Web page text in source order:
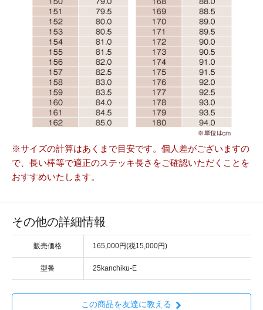
※サイズの計算はあくまで目安です。個人差がございますの
で、長い棒等で適正のステッキ長さをご確認いただくことを
おすすめいたします。
その他の詳細情報
販売価格 165,000円(税15,000円)
型番 25kanchiku-E
この商品を友達に教える